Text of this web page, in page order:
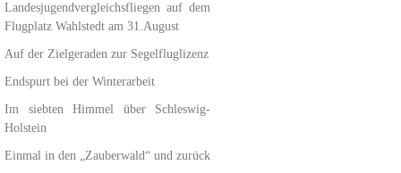
Landesjugendvergleichsfliegen auf dem
Flugplatz Wahlstedt am 31.August
Auf der Zielgeraden zur Segelfluglizenz
Endspurt bei der Winterarbeit
Im siebten Himmel über Schleswig-
Holstein
Einmal in den „Zauberwald“ und zurück